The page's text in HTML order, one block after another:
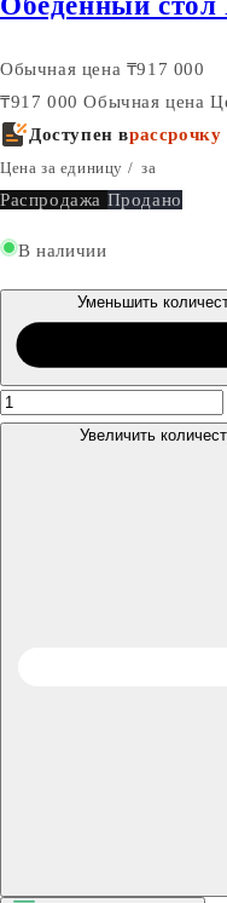
Обычная цена ₸917 000
₸917 000Обычная цена
Доступен врассрочку
Цена за единицу / за
Распродажа Продано
В наличии
Уменьшить
Увеличить